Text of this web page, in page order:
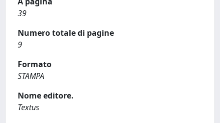
39
Numero totale di pagine
9
Formato
STAMPA
Nome editore.
Textus